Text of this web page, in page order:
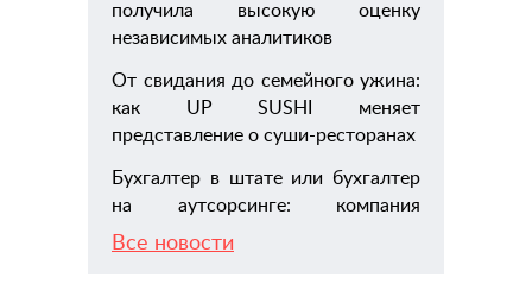
получила высокую оценку
независимых аналитиков
От свидания до семейного ужина:
как UP SUSHI меняет
представление о суши-ресторанах
Бухгалтер в штате или бухгалтер
на аутсорсинге: компания
Все новости